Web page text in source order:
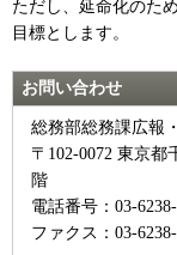
ただし、延命化のた
目標とします。
お問い合わせ
総務部総務課広報
〒102-0072 東京
階
電話番号：03-
ファクス：03-